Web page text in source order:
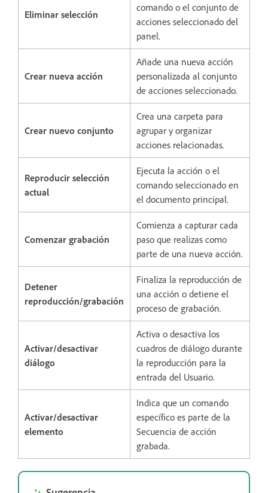
Eliminar selección
comando o el conjunto de
acciones seleccionado del
panel.
Crear nueva acción
Añade una nueva acción
personalizada al conjunto
de acciones seleccionado.
Crear nuevo conjunto
Crea una carpeta para
agrupar y organizar
acciones relacionadas.
Reproducir selección
actual
Ejecuta la acción o el
comando seleccionado en
el documento principal.
Comenzar grabación
Comienza a capturar cada
paso que realizas como
parte de una nueva acción.
Detener
reproducción/grabación
Finaliza la reproducción de
una acción o detiene el
proceso de grabación.
Activar/desactivar
diálogo
Activa o desactiva los
cuadros de diálogo durante
la reproducción para la
entrada del Usuario.
Activar/desactivar
elemento
Indica que un comando
específico es parte de la
Secuencia de acción
grabada.